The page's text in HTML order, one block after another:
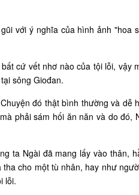
với ý nghĩa của hình ảnh "hoa
cứ vết nhơ nào của tội lỗi, vậy
sông Giođan.
đó thật bình thường và dễ
phải sám hối ăn năn và do đó,
ta Ngài đã mang lấy vào thân,
cho một tù nhân, hay như
lỗi.